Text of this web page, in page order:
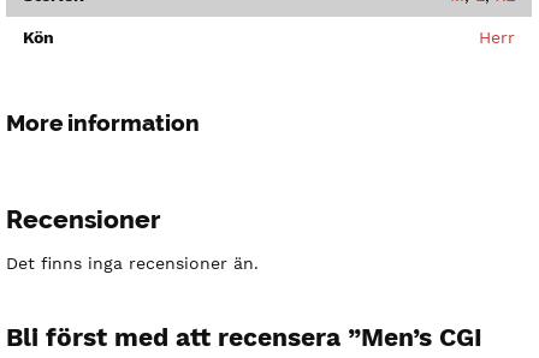
Kön Herr
More information
Recensioner
Det finns inga recensioner än.
Bli först med att recensera ”Men’s CGI